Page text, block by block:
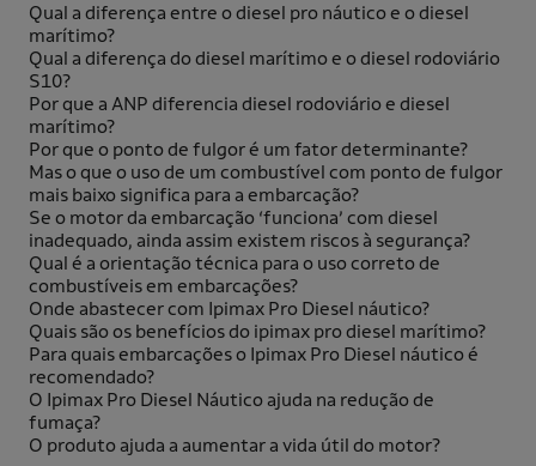
Qual a diferença entre o diesel pro náutico e o diesel
marítimo?
Qual a diferença do diesel marítimo e o diesel rodoviário
S10?
Por que a ANP diferencia diesel rodoviário e diesel
marítimo?
Por que o ponto de fulgor é um fator determinante?
Mas o que o uso de um combustível com ponto de fulgor
mais baixo significa para a embarcação?
Se o motor da embarcação ‘funciona’ com diesel
inadequado, ainda assim existem riscos à segurança?
Qual é a orientação técnica para o uso correto de
combustíveis em embarcações?
Onde abastecer com Ipimax Pro Diesel náutico?
Quais são os benefícios do ipimax pro diesel marítimo?
Para quais embarcações o Ipimax Pro Diesel náutico é
recomendado?
O Ipimax Pro Diesel Náutico ajuda na redução de
fumaça?
O produto ajuda a aumentar a vida útil do motor?